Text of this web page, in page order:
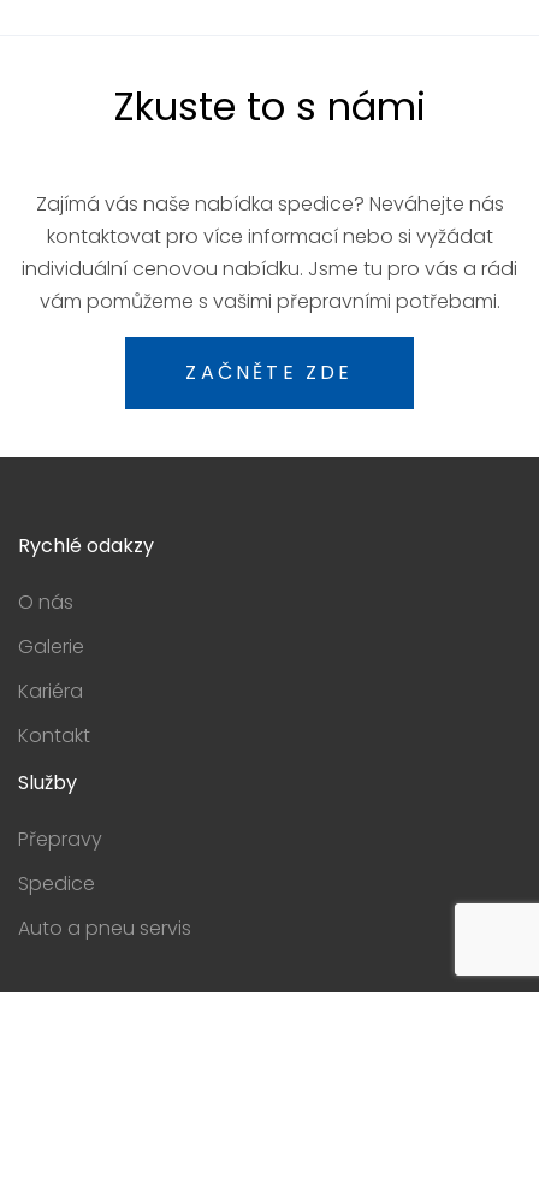
Zkuste to s námi
Zajímá vás naše nabídka spedice? Neváhejte nás
kontaktovat pro více informací nebo si vyžádat
individuální cenovou nabídku. Jsme tu pro vás a rádi
vám pomůžeme s vašimi přepravními potřebami.
ZAČNĚTE ZDE
Rychlé odakzy
O nás
Galerie
Kariéra
Kontakt
Služby
Přepravy
Spedice
Auto a pneu servis